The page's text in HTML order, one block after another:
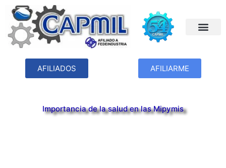
AFILIADOS AFILIARME
Importancia de la salud en las Mipymis